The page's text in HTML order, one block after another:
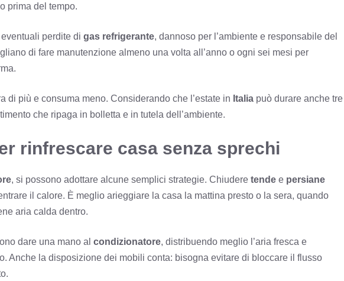
prima del tempo.
perdite di gas refrigerante, dannoso per l’ambiente e responsabile del
di fare manutenzione almeno una volta all’anno o ogni sei mesi per
di più e consuma meno. Considerando che l’estate in Italia può durare anche tre
che ripaga in bolletta e in tutela dell’ambiente.
rinfrescare casa senza sprechi
, si possono adottare alcune semplici strategie. Chiudere tende e persiane
il calore. È meglio arieggiare la casa la mattina presto o la sera, quando
aria calda dentro.
dare una mano al condizionatore, distribuendo meglio l’aria fresca e
Anche la disposizione dei mobili conta: bisogna evitare di bloccare il flusso